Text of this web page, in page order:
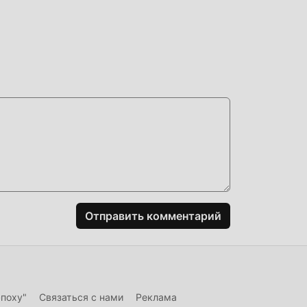
Отправить комментарий
Связаться с нами Реклама